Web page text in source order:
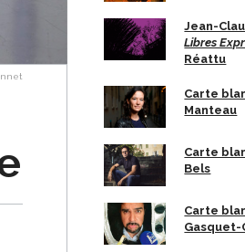
Jean-
Libres
Réattu
Carte
Manteau
Carte
Bels
Carte
Gasquet-